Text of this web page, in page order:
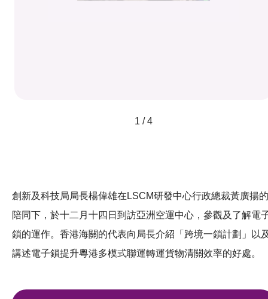
1 / 4
創新及科技局局長楊偉雄在LSCM研發中心行政總裁黃廣揚的
陪同下，於十二月十四日到訪亞洲空運中心，參觀及了解電
鎖的運作。香港海關的代表向局長介紹「跨境一鎖計劃」以
講述電子鎖提升粵港多模式聯運轉運貨物清關效率的好處。